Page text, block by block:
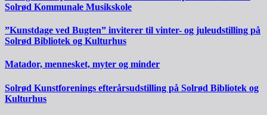
Solrød Kommunale Musikskole
”Kunstdage ved Bugten” inviterer til vinter- og juleudstilling på
Solrød Bibliotek og Kulturhus
Matador, mennesket, myter og minder
Solrød Kunstforenings efterårsudstilling på Solrød Bibliotek og
Kulturhus